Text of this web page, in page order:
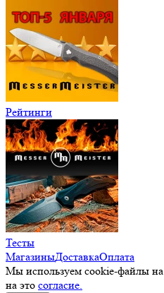
Рейтинги
Тесты
МагазиныДоставкаОплата
Мы используем cookie-файлы
на это согласие.